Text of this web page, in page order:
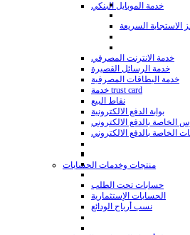
خدمة الموبايل البنكي
الاستجابة السريعة
خدمة الانترنت المصرفي
خدمة الرسائل القصيرة
خدمة البطاقات المصرفية
خدمة trust card
نقاط البيع
بوابة الدفع الالكترونية
الخاصة بالدفع الالكتروني
الخاصة بالدفع الالكتروني
منتجات وخدمات الحسابات
حسابات تحت الطلب
الحسابات الإستثمارية
نسب أرباح الودائع